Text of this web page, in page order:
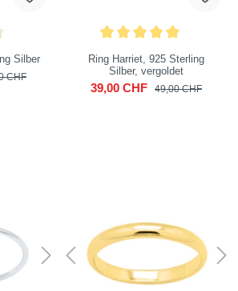
Silber
CHF
Ring Harriet, 925 Sterling
Silber, vergoldet
39,00 CHF 49,00 CHF